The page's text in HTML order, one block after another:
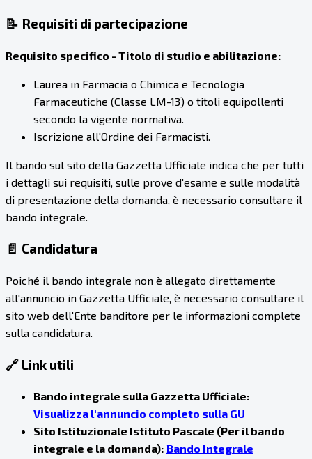
📝 Requisiti di partecipazione
Requisito specifico - Titolo di studio e abilitazione:
Laurea in Farmacia o Chimica e Tecnologia
Farmaceutiche (Classe LM-13) o titoli equipollenti
secondo la vigente normativa.
Iscrizione all'Ordine dei Farmacisti.
Il bando sul sito della Gazzetta Ufficiale indica che per tutti
i dettagli sui requisiti, sulle prove d'esame e sulle modalità
di presentazione della domanda, è necessario consultare il
bando integrale.
📄 Candidatura
Poiché il bando integrale non è allegato direttamente
all'annuncio in Gazzetta Ufficiale, è necessario consultare il
sito web dell'Ente banditore per le informazioni complete
sulla candidatura.
🔗 Link utili
Bando integrale sulla Gazzetta Ufficiale:
Visualizza l'annuncio completo sulla GU
Sito Istituzionale Istituto Pascale (Per il bando
integrale e la domanda): Bando Integrale